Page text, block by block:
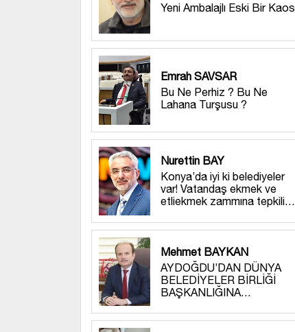
Yeni Ambalajlı Eski Bir Kaos
Emrah SAVSAR
Bu Ne Perhiz ? Bu Ne
Lahana Turşusu ?
Nurettin BAY
Konya’da iyi ki belediyeler
var! Vatandaş ekmek ve
etliekmek zammına tepkili…
Mehmet BAYKAN
AYDOĞDU’DAN DÜNYA
BELEDİYELER BİRLİĞİ
BAŞKANLIĞINA…